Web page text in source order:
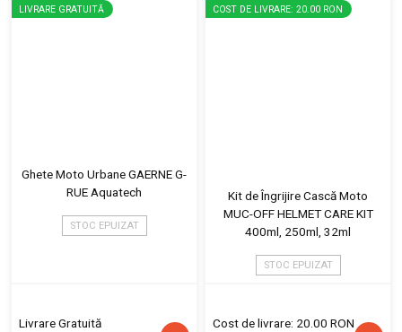
LIVRARE GRATUITĂ
Ghete Moto Urbane GAERNE G-
RUE Aquatech
STOC EPUIZAT
Livrare Gratuită
COST DE LIVRARE: 20.00 RON
Kit de Îngrijire Cască Moto
MUC-OFF HELMET CARE KIT
400ml, 250ml, 32ml
STOC EPUIZAT
Cost de livrare: 20.00 RON